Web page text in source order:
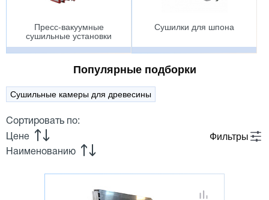
Пресс-вакуумные
сушильные установки
Сушилки для шпона
Популярные подборки
Сушильные камеры для древесины
Фильтры
Сортировать по:
Цене
Наименованию